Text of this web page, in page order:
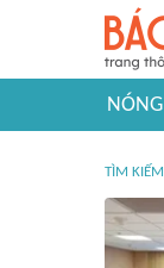
NÓNG
TÌM KIẾM